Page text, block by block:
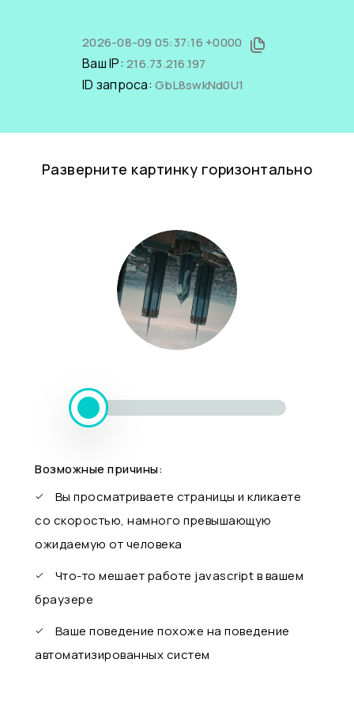
2026-08-09 05:37:16 +0000
Ваш IP: 216.73.216.197
ID запроса: GbL8swkNd0U1
Разверните картинку горизонтально
Возможные причины:
Вы просматриваете страницы и кликаете
со скоростью, намного превышающую
ожидаемую от человека
Что-то мешает работе javascript в вашем
браузере
Ваше поведение похоже на поведение
автоматизированных систем